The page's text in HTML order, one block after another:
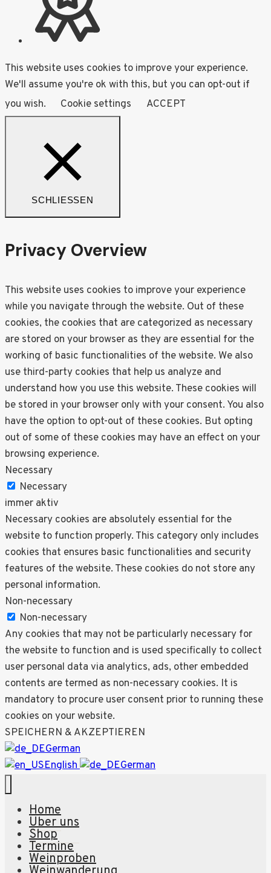
This website uses cookies to improve your experience.
We'll assume you're ok with this, but you can opt-out if
you wish.
Cookie settings ACCEPT
SCHLIESSEN
Privacy Overview
This website uses cookies to improve your experience
while you navigate through the website. Out of these
cookies, the cookies that are categorized as necessary
are stored on your browser as they are essential for the
working of basic functionalities of the website. We also
use third-party cookies that help us analyze and
understand how you use this website. These cookies will
be stored in your browser only with your consent. You also
have the option to opt-out of these cookies. But opting
out of some of these cookies may have an effect on your
browsing experience.
Necessary
Necessary
immer aktiv
Necessary cookies are absolutely essential for the
website to function properly. This category only includes
cookies that ensures basic functionalities and security
features of the website. These cookies do not store any
personal information.
Non-necessary
Non-necessary
Any cookies that may not be particularly necessary for
the website to function and is used specifically to collect
user personal data via analytics, ads, other embedded
contents are termed as non-necessary cookies. It is
mandatory to procure user consent prior to running these
cookies on your website.
SPEICHERN & AKZEPTIEREN
German
English
German
Home
Über uns
Shop
Termine
Weinproben